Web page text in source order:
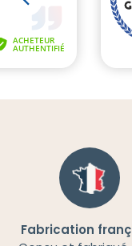
Fabrication